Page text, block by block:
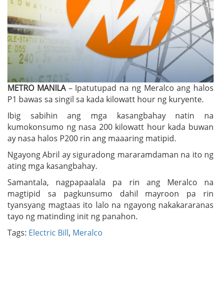
METRO MANILA– Ipatutupad na ng Meralco ang halos
P1 bawas sa singil sa kada kilowatt hour ng kuryente.
Ibig sabihin ang mga kasangbahay natin na
kumokonsumo ng nasa 200 kilowatt hour kada buwan
ay nasa halos P200 rin ang maaaring matipid.
Ngayong Abril ay siguradong mararamdaman na ito ng
ating mga kasangbahay.
Samantala, nagpapaalala pa rin ang Meralco na
magtipid sa pagkunsumo dahil mayroon pa rin
tyansyang magtaas ito lalo na ngayong nakakararanas
tayo ng matinding init ng panahon.
Tags: Electric Bill, Meralco